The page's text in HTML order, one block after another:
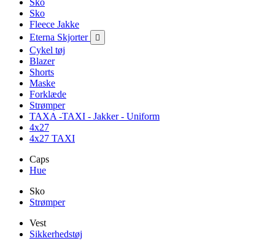
Sko
Sko
Fleece Jakke
Eterna Skjorter

Cykel tøj
Blazer
Shorts
Maske
Forklæde
Strømper
TAXA -TAXI - Jakker - Uniform
4x27
4x27 TAXI
Caps
Hue
Sko
Strømper
Vest
Sikkerhedstøj